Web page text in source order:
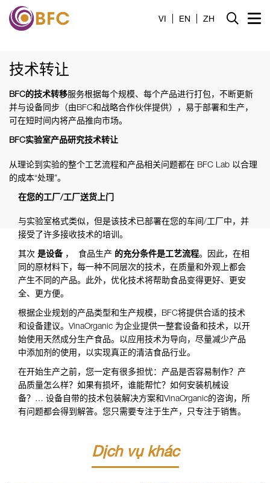
家
产品
服务
消息
接触
招募
工具
VI EN ZH
技术转让
BFC的技术转移服务根据每个规模、每个产品进行打包，不断更新
并与设备同步（由BFC和战略合作伙伴提供），易于部署和生产，
可在短时间内将产品推向市场。
BFC实验室产品研究技术转让
从理论到实验的整个工艺流程和产品相关问题都在 BFC Lab 以合理
的成本“处理”。
在您的工厂/工厂送货上门
与实验室格式类似，但是该技术已部署在您的车间/工厂中，并
接受了许多接收技术的培训。
其次 是设备， 食品生产 的充分条件是工艺流程。因此，在相
同的原材料下，每一种不同层次的技术，在质量和外观上都会
产生不同的产品。此外，优化技术将帮助食品变得更好、更安
全、更方便。
根据企业规划的产品类型和生产规模，BFC将提供合适的技术
和设备建议。VinaOrganic 为企业提供一整套设备和技术，以开
始使用天然成分生产食品。以应用技术为导向，尽量减少产品
中添加剂的使用，以实现真正的清洁食品行业。
在开始生产之前，您一定有很多担忧：产品是否容易制作？产
品质量怎么样？如果有损坏，谁能帮忙？如何安装机械设
备？… 设备自带的技术包装解决方案和VinaOrganic的咨询，所
有问题都会得到解答。您只需要专注于生产，只专注于销售。
Dịch vụ khác